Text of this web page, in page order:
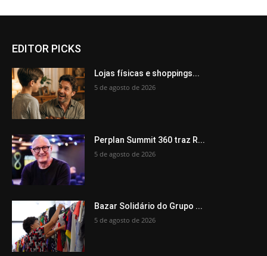
EDITOR PICKS
Lojas físicas e shoppings...
5 de agosto de 2026
Perplan Summit 360 traz R...
5 de agosto de 2026
Bazar Solidário do Grupo ...
5 de agosto de 2026